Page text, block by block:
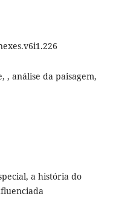
, análise da paisagem,
a história do